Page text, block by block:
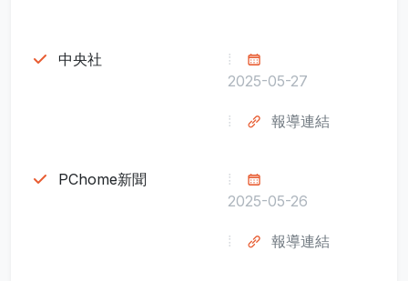
中央社
2025-05-27
報導連結
PChome新聞
2025-05-26
報導連結